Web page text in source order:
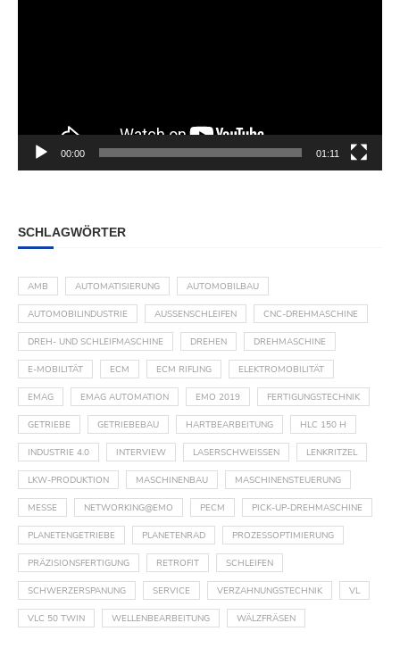
00:00 01:11
SCHLAGWÖRTER
AMB AUTOMATISIERUNG AUTOMOBILBAU
AUTOMOBILINDUSTRIE AUSSENSCHLEIFEN CNC-DREHMASCHINE
DREH- UND SCHLEIFMASCHINE DREHEN DREHMASCHINE
E-MOBILITÄT ECM ECM RIFLING ELEKTROMOBILITÄT
EMAG EMAG AUTOMATION EMO 2019 FERTIGUNGSTECHNIK
GETRIEBE GETRIEBEBAU HARTBEARBEITUNG HLC 150 H
INDUSTRIE 4.0 INTERVIEW LASERSCHWEISSEN LENKRITZEL
LKW-PRODUKTION MASCHINENBAU MASCHINENSTEUERUNG
MESSE NETWORKING@EMO PECM PICK-UP-DREHMASCHINE
PLANETENGETRIEBE PLANETENRAD PROZESSOPTIMIERUNG
PRÄZISIONSFERTIGUNG RETROFIT SCHLEIFEN
SCHWERZERSPANUNG SERVICE VERZAHNUNGSTECHNIK VL
VLC 50 TWIN WELLENBEARBEITUNG WÄLZFRÄSEN